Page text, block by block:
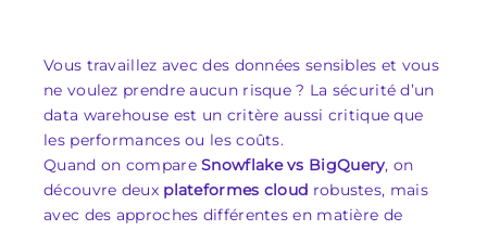
Vous travaillez avec des données sensibles et vous
ne voulez prendre aucun risque ? La sécurité d’un
data warehouse est un critère aussi critique que
les performances ou les coûts.
Quand on compareSnowflake vs BigQuery, on
découvre deux plateformes cloud robustes, mais
avec des approches différentes en matière de